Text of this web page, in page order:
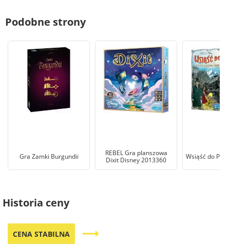
Podobne strony
Gra Zamki Burgundii
REBEL Gra planszowa
Dixit Disney 2013360
Wsiąść do
Historia ceny
CENA STABILNA trending_flat